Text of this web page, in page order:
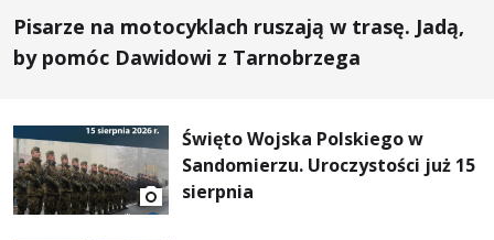
Pisarze na motocyklach ruszają w trasę. Jadą,
by pomóc Dawidowi z Tarnobrzega
Święto Wojska Polskiego w
Sandomierzu. Uroczystości już 15
sierpnia